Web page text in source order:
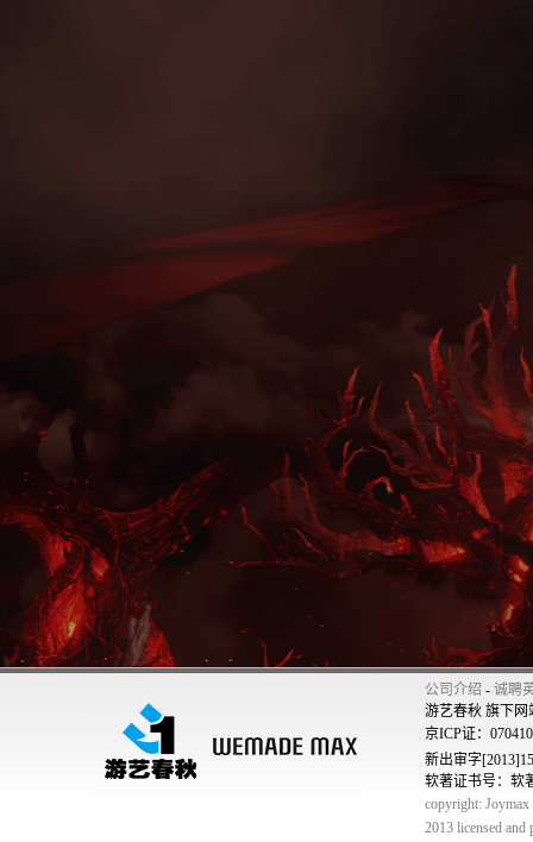
公司介绍 - 诚聘
游艺春秋 旗下
京ICP证：
新出审字
软著证书号：软
copyright:
2013 licensed